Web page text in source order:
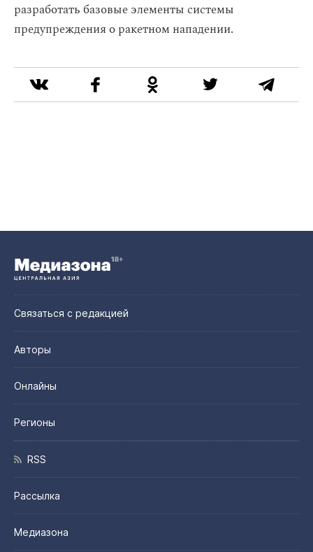
разработать базовые элементы системы
предупреждения о ракетном нападении.
Связаться с редакцией
Авторы
Онлайны
Регионы
RSS
Рассылка
Медиазона